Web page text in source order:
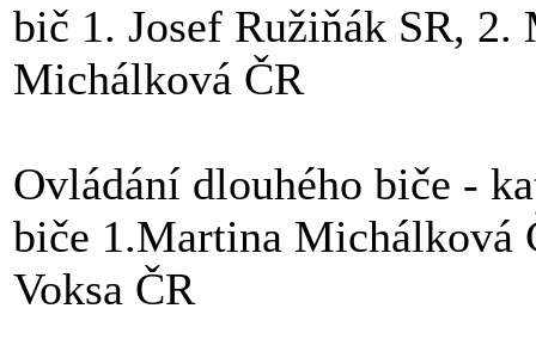
bič 1. Josef Ružiňák SR,
Michálková ČR
Ovládání dlouhého biče -
biče 1.Martina Michálková
Voksa ČR